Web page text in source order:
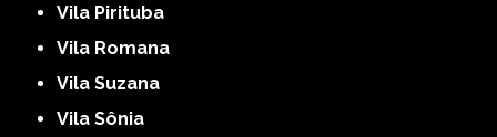
Vila Pirituba
Vila Romana
Vila Suzana
Vila Sônia